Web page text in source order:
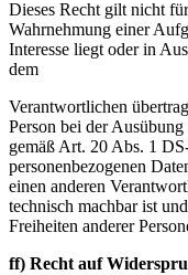
Dieses Recht gilt nicht
Wahrnehmung einer
Interesse liegt oder in
dem
Verantwortlichen
Person bei der
gemäß Art. 20 Abs. 1
personenbezogenen
einen anderen
technisch machbar ist
Freiheiten anderer
ff) Recht auf